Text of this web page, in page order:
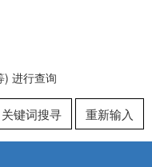
) 进行查询
关键词搜寻 重新输入